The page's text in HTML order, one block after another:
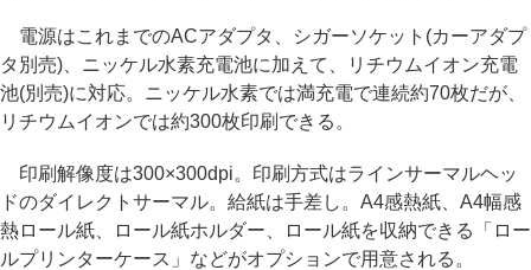
電源はこれまでのACアダプタ、シガーソケット(カーアダプ
タ別売)、ニッケル水素充電池に加えて、リチウムイオン充電
池(別売)に対応。ニッケル水素では満充電で連続約70枚だが、
リチウムイオンでは約300枚印刷できる。
印刷解像度は300×300dpi。印刷方式はラインサーマルヘッ
ドのダイレクトサーマル。給紙は手差し。A4感熱紙、A4幅感
熱ロール紙、ロール紙ホルダー、ロール紙を収納できる「ロー
ルプリンターケース」などがオプションで用意される。